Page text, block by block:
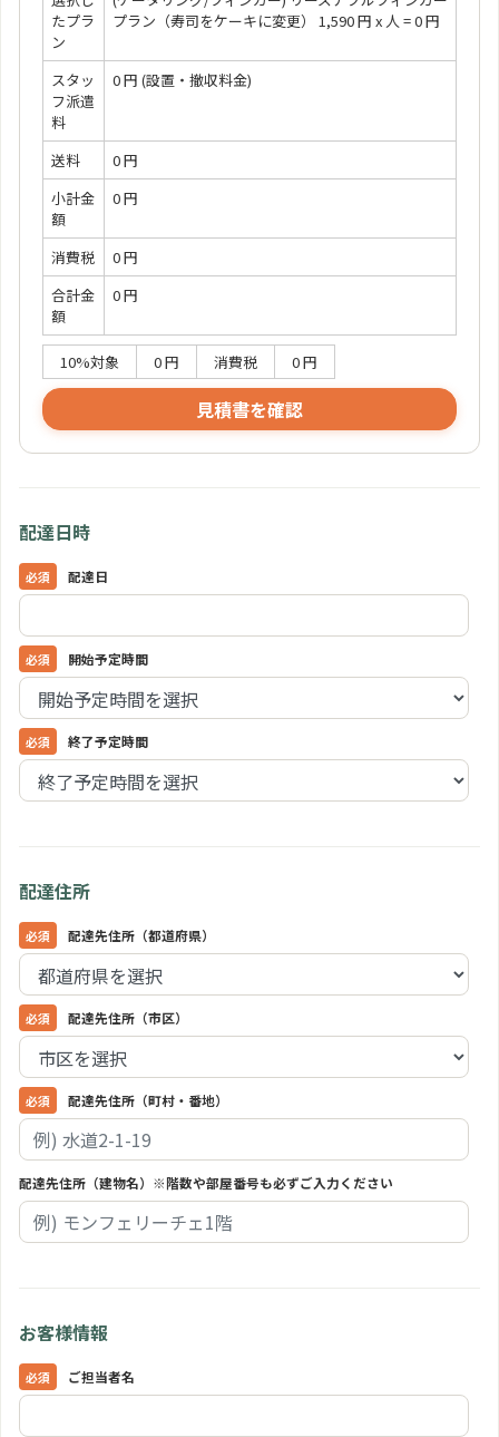
たプラ
ン
プラン（寿司をケーキに変更） 1,590 円 x 人 = 0 円
スタッ
フ派遣
料
0 円 (設置・撤収料金)
送料
0 円
小計金
額
0 円
消費税
0 円
合計金
額
0 円
10%対象 0 円 消費税 0 円
見積書を確認
配達日時
配達日
開始予定時間
終了予定時間
配達住所
配達先住所（都道府県）
配達先住所（市区）
配達先住所（町村・番地）
配達先住所（建物名）※階数や部屋番号も必ずご入力ください
お客様情報
ご担当者名